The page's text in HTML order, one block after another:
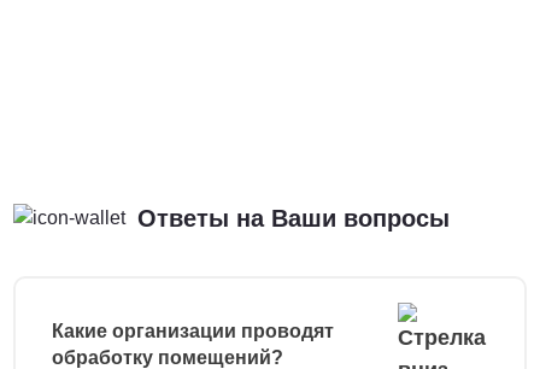
Ответы на Ваши вопросы
Какие организации проводят
обработку помещений?